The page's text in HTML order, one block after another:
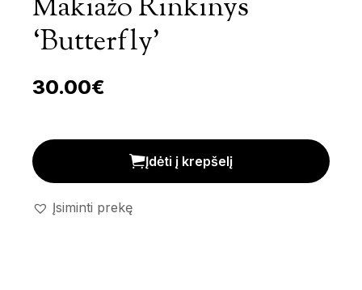
Makiažo Rinkinys
‘Butterfly’
30.00€
Didelis manikiūro ir makiažo rinkinys 'Butterfly' kiekis
Įdėti į krepšelį
Įsiminti prekę